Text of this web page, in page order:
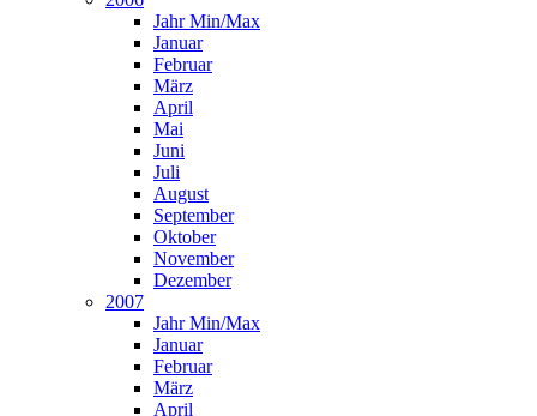
Jahr Min/Max
Januar
Februar
März
April
Mai
Juni
Juli
August
September
Oktober
November
Dezember
2007
Jahr Min/Max
Januar
Februar
März
April